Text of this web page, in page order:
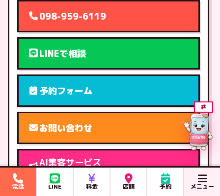
098-959-6119
LINEで相談
予約フォーム
お問い合わせ
AI集客サービス
HP作成・LP作成・チャットbot導入
電話 LINE 料金 店舗 予約 メニュー
⇄